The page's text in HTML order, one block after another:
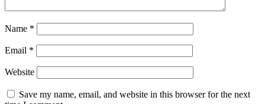
Name *
Email *
Website
Save my name, email, and website in this browser for the next